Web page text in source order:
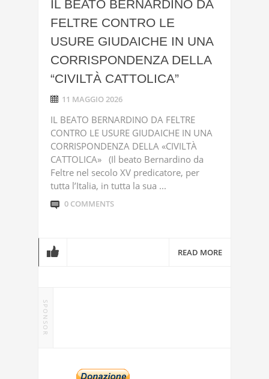
IL BEATO BERNARDINO DA
FELTRE CONTRO LE
USURE GIUDAICHE IN UNA
CORRISPONDENZA DELLA
“CIVILTÀ CATTOLICA”
11 MAGGIO 2026
IL BEATO BERNARDINO DA FELTRE
CONTRO LE USURE GIUDAICHE IN UNA
CORRISPONDENZA DELLA «CIVILTÀ
CATTOLICA» (Il beato Bernardino da
Feltre nel secolo XV predicatore, per
tutta l’Italia, in tutta la sua ...
0 COMMENTS
READ MORE
SPONSOR